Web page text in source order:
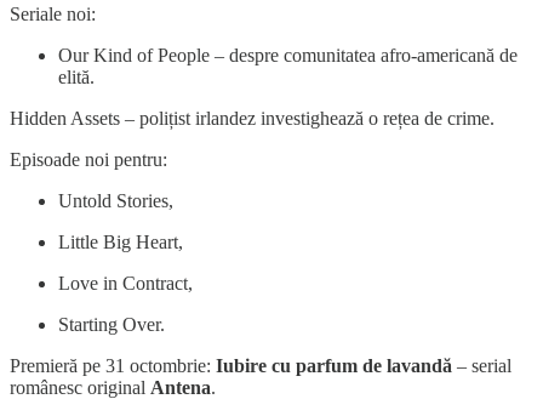
Seriale noi:
Our Kind of People – despre comunitatea afro-americană de
elită.
Hidden Assets – polițist irlandez investighează o rețea de crime.
Episoade noi pentru:
Untold Stories,
Little Big Heart,
Love in Contract,
Starting Over.
Premieră pe 31 octombrie: Iubire cu parfum de lavandă – serial
românesc original Antena.